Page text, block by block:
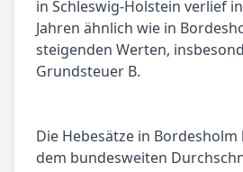
in Schleswig-Holstein verlief
Jahren ähnlich wie in
steigenden Werten,
Grundsteuer B.
Die Hebesätze in
dem bundesweiten